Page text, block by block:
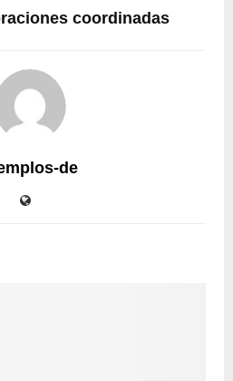
coordinadas
de